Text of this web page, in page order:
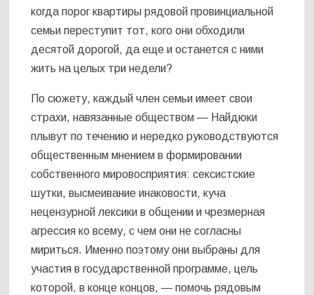
когда порог квартиры рядовой провинциальной
семьи переступит тот, кого они обходили
десятой дорогой, да еще и останется с ними
жить на целых три недели?
По сюжету, каждый член семьи имеет свои
страхи, навязанные обществом — Найдюки
плывут по течению и нередко руководствуются
общественным мнением в формировании
собственного мировосприятия: сексистские
шутки, высмеивание инаковости, куча
нецензурной лексики в общении и чрезмерная
агрессия ко всему, с чем они не согласны
мириться. Именно поэтому они выбраны для
участия в государственной программе, цель
которой, в конце концов, — помочь рядовым